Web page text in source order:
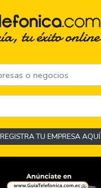
REGISTRA TU EMPRESA AQUÍ